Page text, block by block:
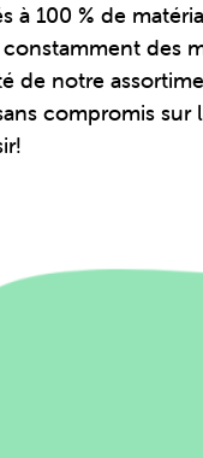
à 100 % de
des
de notre
compromis sur